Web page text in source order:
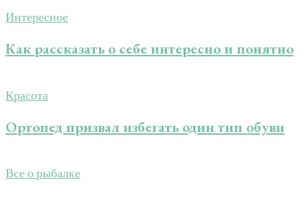
Интересное
Как рассказать о себе интересно и понятно
Красота
Ортопед призвал избегать один тип обуви
Все о рыбалке